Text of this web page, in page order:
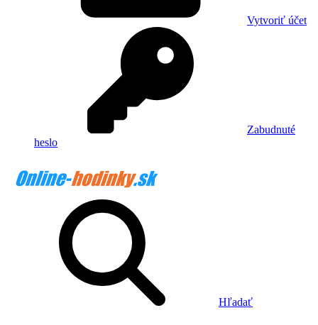
Vytvoriť účet
Zabudnuté
heslo
Hľadať